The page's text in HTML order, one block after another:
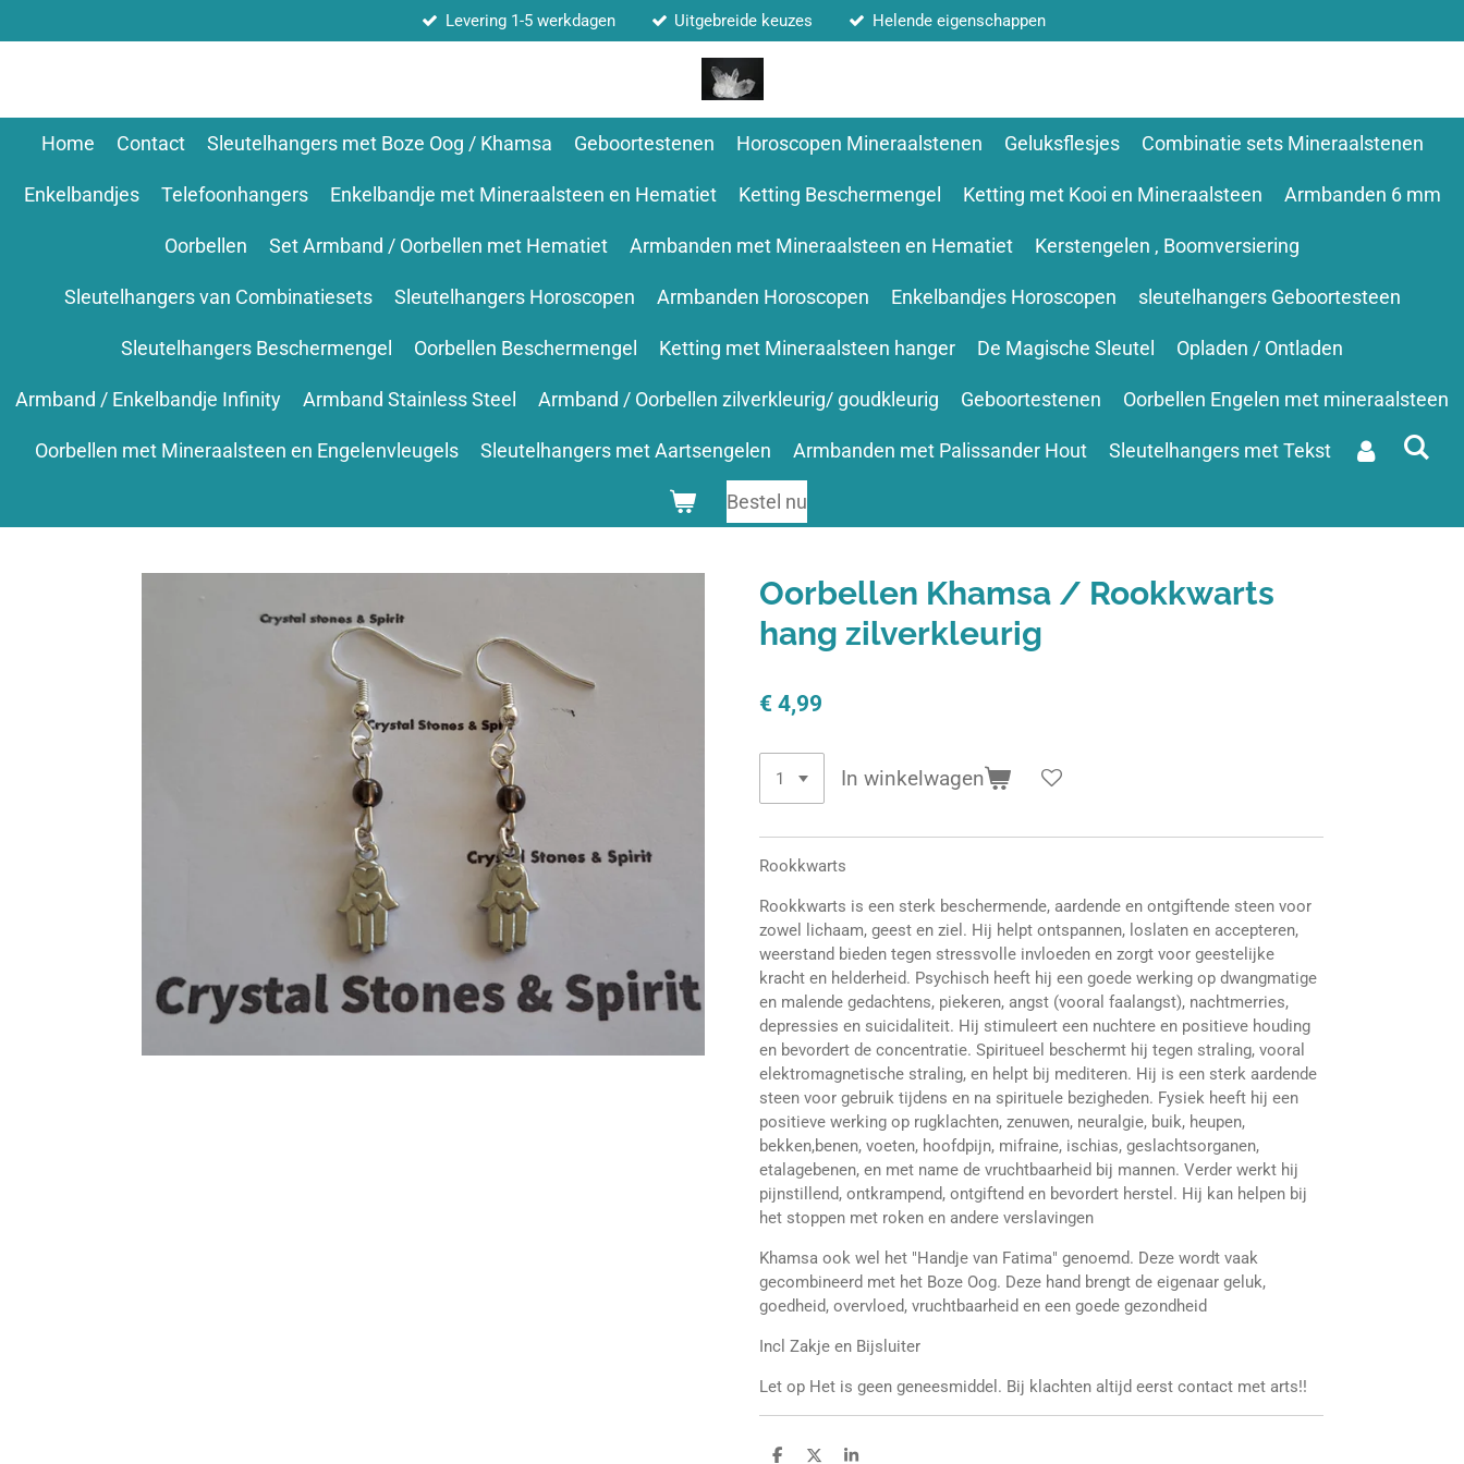
direct
hoofdinhoud
Levering 1-5 werkdagen Uitgebreide keuzes Helende eigenschappen
Home Contact Sleutelhangers met Boze Oog / Khamsa Geboortestenen Horoscopen Mineraalstenen Geluksflesjes Combinatie sets Mineraalstenen
Enkelbandjes Telefoonhangers Enkelbandje met Mineraalsteen en Hematiet Ketting Beschermengel Ketting met Kooi en Mineraalsteen Armbanden 6 mm
Oorbellen Set Armband / Oorbellen met Hematiet Armbanden met Mineraalsteen en Hematiet Kerstengelen , Boomversiering
Sleutelhangers van Combinatiesets Sleutelhangers Horoscopen Armbanden Horoscopen Enkelbandjes Horoscopen sleutelhangers Geboortesteen
Sleutelhangers Beschermengel Oorbellen Beschermengel Ketting met Mineraalsteen hanger De Magische Sleutel Opladen / Ontladen
Armband / Enkelbandje Infinity Armband Stainless Steel Armband / Oorbellen zilverkleurig/ goudkleurig Geboortestenen Oorbellen Engelen met mineraalsteen
Oorbellen met Mineraalsteen en Engelenvleugels Sleutelhangers met Aartsengelen Armbanden met Palissander Hout Sleutelhangers met Tekst
Bestel nu
Oorbellen Khamsa / Rookkwarts
hang zilverkleurig
€ 4,99
In winkelwagen
Rookkwarts
Rookkwarts is een sterk beschermende, aardende en ontgiftende steen voor
zowel lichaam, geest en ziel. Hij helpt ontspannen, loslaten en accepteren,
weerstand bieden tegen stressvolle invloeden en zorgt voor geestelijke
kracht en helderheid. Psychisch heeft hij een goede werking op dwangmatige
en malende gedachtens, piekeren, angst (vooral faalangst), nachtmerries,
depressies en suicidaliteit. Hij stimuleert een nuchtere en positieve houding
en bevordert de concentratie. Spiritueel beschermt hij tegen straling, vooral
elektromagnetische straling, en helpt bij mediteren. Hij is een sterk aardende
steen voor gebruik tijdens en na spirituele bezigheden. Fysiek heeft hij een
positieve werking op rugklachten, zenuwen, neuralgie, buik, heupen,
bekken,benen, voeten, hoofdpijn, mifraine, ischias, geslachtsorganen,
etalagebenen, en met name de vruchtbaarheid bij mannen. Verder werkt hij
pijnstillend, ontkrampend, ontgiftend en bevordert herstel. Hij kan helpen bij
het stoppen met roken en andere verslavingen
Khamsa ook wel het "Handje van Fatima" genoemd. Deze wordt vaak
gecombineerd met het Boze Oog. Deze hand brengt de eigenaar geluk,
goedheid, overvloed, vruchtbaarheid en een goede gezondheid
Incl Zakje en Bijsluiter
Let op Het is geen geneesmiddel. Bij klachten altijd eerst contact met arts!!